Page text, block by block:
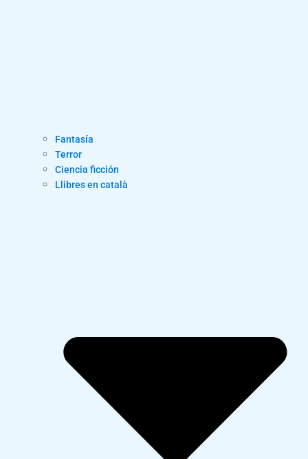
Fantasía
Terror
Ciencia ficción
Llibres en català